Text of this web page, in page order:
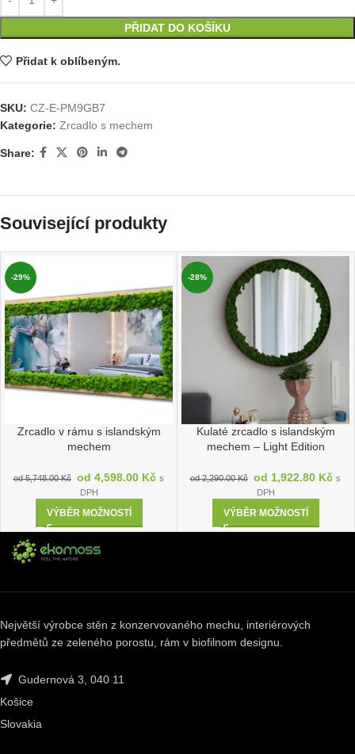
PŘIDAT DO KOŠÍKU
Přidat k oblíbeným.
SKU: CZ-E-PM9GB7
Kategorie: Zrcadlo s mechem
Share:
Související produkty
-29%
Zrcadlo v rámu s islandským
mechem
od5,748.00Kč od4,598.00 Kč s
DPH
VÝBĚR MOŽNOSTÍ
-28%
Kulaté zrcadlo s islandským
mechem – Light Edition
od2,290.00Kč od 1,922.80 Kč s
DPH
VÝBĚR MOŽNOSTÍ
Největší výrobce stěn z konzervovaného mechu, interiérových
předmětů ze zeleného porostu, rám v biofilnom designu.
Gudernová 3, 040 11
Košice
Slovakia